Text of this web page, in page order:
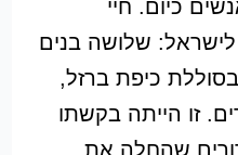
כיום. חיי
שלושה בנים
כיפת ברזל,
זו הייתה בקשתו
שהחלה את